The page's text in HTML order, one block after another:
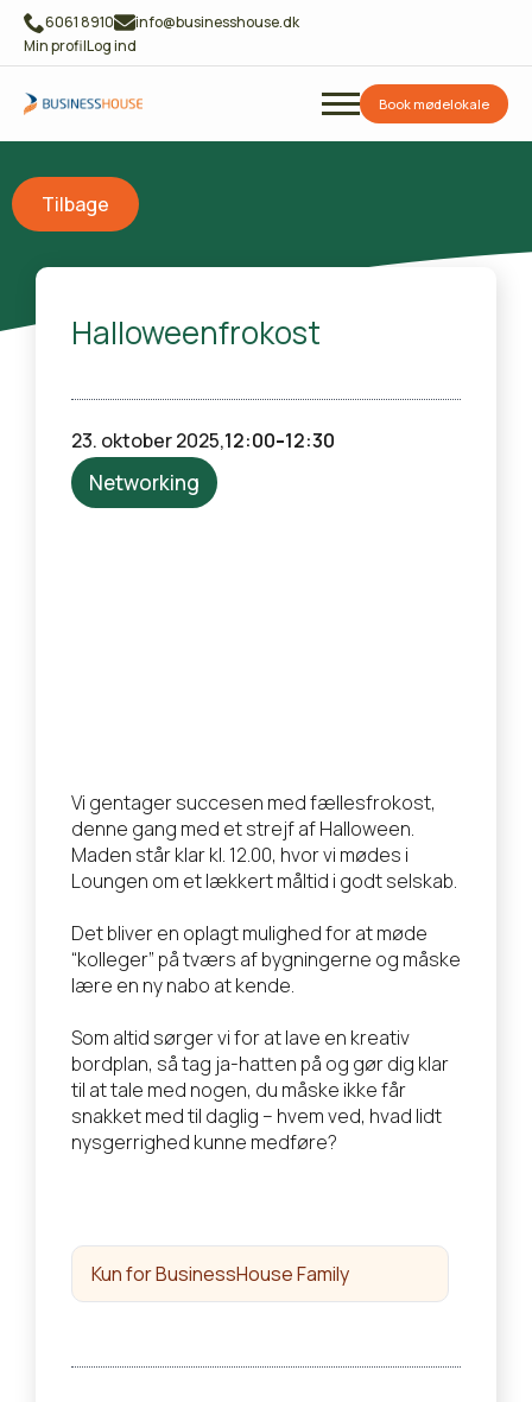
6061 8910
info@businesshouse.dk
Min profilLog ind
Book mødelokale
Tilbage
Halloweenfrokost
23. oktober 2025,12:00-12:30
Networking
Vi gentager succesen med fællesfrokost,
denne gang med et strejf af Halloween.
Maden står klar kl. 12.00, hvor vi mødes i
Loungen om et lækkert måltid i godt selskab.
Det bliver en oplagt mulighed for at møde
“kolleger” på tværs af bygningerne og måske
lære en ny nabo at kende.
Som altid sørger vi for at lave en kreativ
bordplan, så tag ja-hatten på og gør dig klar
til at tale med nogen, du måske ikke får
snakket med til daglig – hvem ved, hvad lidt
nysgerrighed kunne medføre?
Kun for BusinessHouse Family